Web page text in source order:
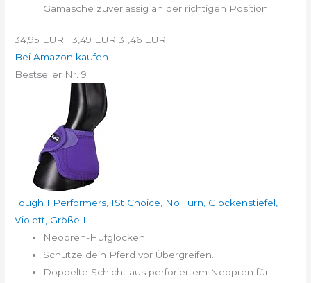
Gamasche zuverlässig an der richtigen Position
34,95 EUR −3,49 EUR 31,46 EUR
Bei Amazon kaufen
Bestseller Nr. 9
Tough 1 Performers, 1St Choice, No Turn, Glockenstiefel,
Violett, Größe L
Neopren-Hufglocken.
Schütze dein Pferd vor Übergreifen.
Doppelte Schicht aus perforiertem Neopren für